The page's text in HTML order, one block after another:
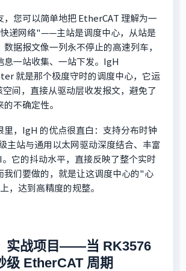
，您可以简单地把 EtherCAT 理解为一
递网络"——主站是调度中心，从站是
数据报文像一列永不停止的高速列车，
息一站收集、一站下发。IgH
就是那个极度守时的调度中心，它运
空间，直接从驱动层收发报文，避免了
不确定性。
里，IgH 的优点很直白：支持分布时钟
主站与通用以太网驱动深度结合、丰富
。它的抖动水平，直接反映了整个实时
我们要做的，就是让这调度中心的"心
，达到高精度的规整。
实战项目——当 RK3576
级 EtherCAT 周期